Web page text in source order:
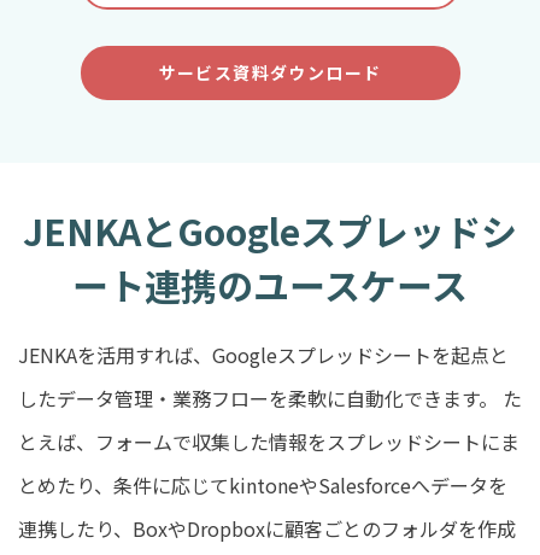
サービス資料ダウンロード
JENKAとGoogleスプレッドシ
ート連携のユースケース
JENKAを活用すれば、Googleスプレッドシートを起点と
したデータ管理・業務フローを柔軟に自動化できます。 た
とえば、フォームで収集した情報をスプレッドシートにま
とめたり、条件に応じてkintoneやSalesforceへデータを
連携したり、BoxやDropboxに顧客ごとのフォルダを作成